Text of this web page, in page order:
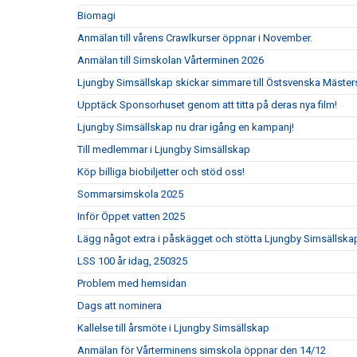
Biomagi
Anmälan till vårens Crawlkurser öppnar i November.
Anmälan till Simskolan Vårterminen 2026
Ljungby Simsällskap skickar simmare till Östsvenska
Upptäck Sponsorhuset genom att titta på deras nya film!
Ljungby Simsällskap nu drar igång en kampanj!
Till medlemmar i Ljungby Simsällskap
Köp billiga biobiljetter och stöd oss!
Sommarsimskola 2025
Inför Öppet vatten 2025
Lägg något extra i påskägget och stötta Ljungby
LSS 100 år idag, 250325
Problem med hemsidan
Dags att nominera
Kallelse till årsmöte i Ljungby Simsällskap
Anmälan för Vårterminens simskola öppnar den 14/12